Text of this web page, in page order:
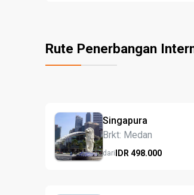
Rute Penerbangan
Singapura
Brkt: Medan
dari IDR 498.000